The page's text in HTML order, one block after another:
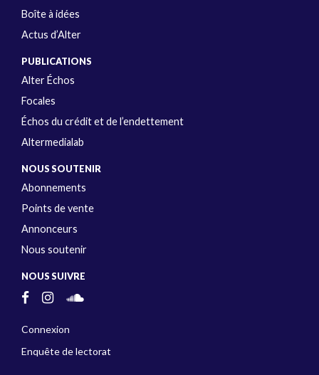
Boîte à idées
Actus d’Alter
PUBLICATIONS
Alter Échos
Focales
Échos du crédit et de l’endettement
Altermedialab
NOUS SOUTENIR
Abonnements
Points de vente
Annonceurs
Nous soutenir
NOUS SUIVRE
Connexion
Enquête de lectorat